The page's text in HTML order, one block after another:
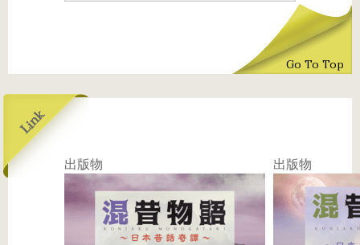
Go To Top
Link
出版物 出版物